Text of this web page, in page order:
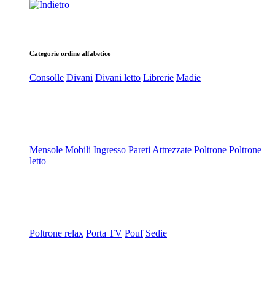
Categorie ordine alfabetico
Consolle Divani Divani letto Librerie Madie
Mensole Mobili Ingresso Pareti Attrezzate Poltrone Poltrone
letto
Poltrone relax Porta TV Pouf Sedie